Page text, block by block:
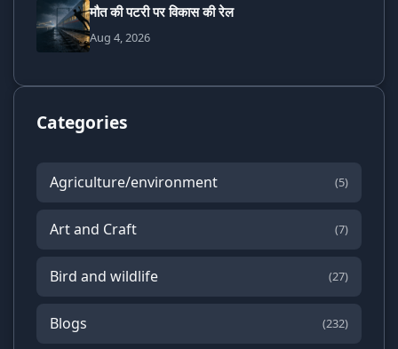
मौत की पटरी पर विकास की रेल
Aug 4, 2026
Categories
Agriculture/environment (5)
Art and Craft (7)
Bird and wildlife (27)
Blogs (232)